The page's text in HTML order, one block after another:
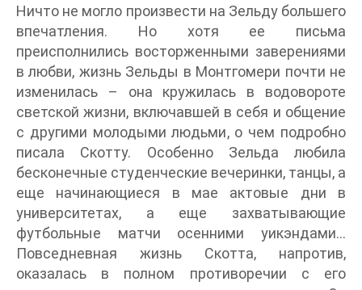
Ничто не могло произвести на Зельду большего
впечатления. Но хотя ее письма
преисполнились восторженными заверениями
в любви, жизнь Зельды в Монтгомери почти не
изменилась – она кружилась в водовороте
светской жизни, включавшей в себя и общение
с другими молодыми людьми, о чем подробно
писала Скотту. Особенно Зельда любила
бесконечные студенческие вечеринки, танцы, а
еще начинающиеся в мае актовые дни в
университетах, а еще захватывающие
футбольные матчи осенними уикэндами…
Повседневная жизнь Скотта, напротив,
оказалась в полном противоречии с его